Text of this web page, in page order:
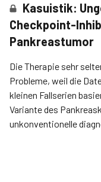
Kasuistik:
Checkpoint-
Pankreastumor
Die Therapie sehr
Probleme, weil die
kleinen Fallserien
Variante des
unkonventionelle